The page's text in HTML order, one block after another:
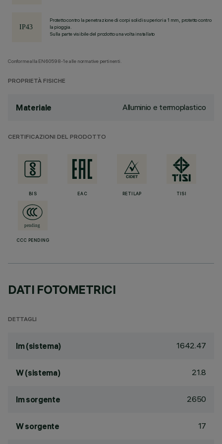
Protetto contro la penetrazione di corpi solidi superiori a 1 mm, protetto contro
la pioggia.
Sulla parte visibile del prodotto una volta installato
Conforme alla EN60598-1 e alle normative pertinenti.
PROPRIETÀ FISICHE
Materiale Alluminio e termoplastico
CERTIFICAZIONI DEL PRODOTTO
BIS EAC RETILAP TISI
CCC PENDING
DATI FOTOMETRICI
DETTAGLI
lm (sistema) 1642.47
W (sistema) 21.8
lm sorgente 2650
W sorgente 17